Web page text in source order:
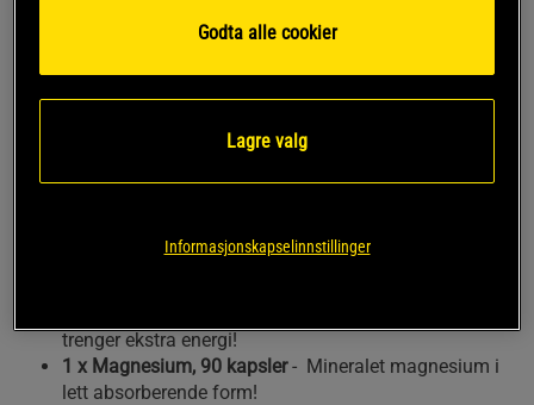
Pluss valgfritt bonusprodukt, velg selv blandt produktene i
1 x Ultimate CLA, 90kapsler- Sikkert og effektivt
kosttilskudd for fettreduksjon!
1 x Ultimate Omega-3, 90 kapsler
flerumettede fettsyrer!
- Balansert vitamin- og mineralkompleks!
1 x Vitamins & Minerals Daily, 60 kapsler
trenger ekstra energi!
1 x Magnesium, 90 kapsler- Mineralet magnesium i
lett absorberende form!
Godta alle cookier
Lagre valg
Informasjonskapselinnstillinger